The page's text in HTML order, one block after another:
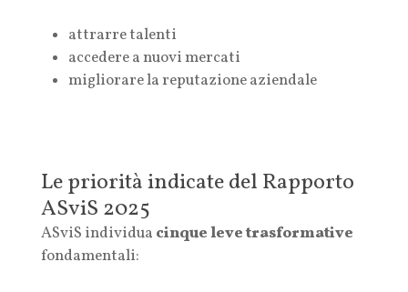
attrarre talenti
accedere a nuovi mercati
migliorare la reputazione aziendale
Le priorità indicate del Rapporto
ASviS 2025
ASviS individua cinque leve trasformative
fondamentali: